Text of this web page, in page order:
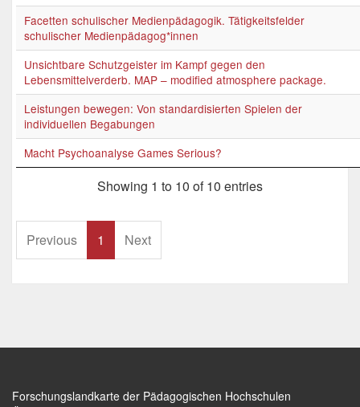
Facetten schulischer Medienpädagogik. Tätigkeitsfelder
schulischer Medienpädagog*innen
Unsichtbare Schutzgeister im Kampf gegen den
Lebensmittelverderb. MAP – modified atmosphere package.
Leistungen bewegen: Von standardisierten Spielen der
individuellen Begabungen
Macht Psychoanalyse Games Serious?
Showing 1 to 10 of 10 entries
Previous 1 Next
Forschungslandkarte der Pädagogischen Hochschulen